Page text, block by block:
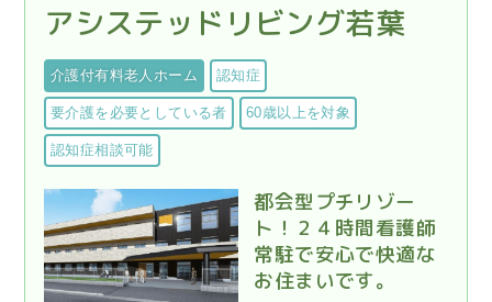
アシステッドリビング若葉
介護付有料老人ホーム 認知症
要介護を必要としている者 60歳以上を対象
認知症相談可能
都会型プチリゾー
ト！２４時間看護師
常駐で安心で快適な
お住まいです。